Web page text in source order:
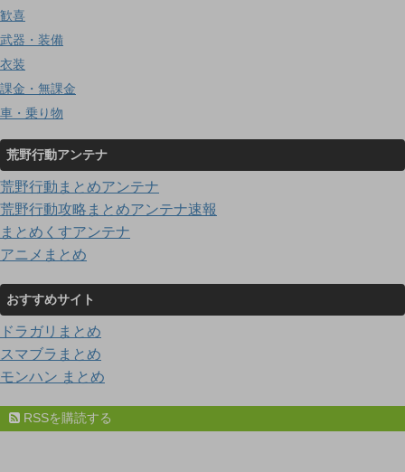
歓喜
武器・装備
衣装
課金・無課金
車・乗り物
荒野行動アンテナ
荒野行動まとめアンテナ
荒野行動攻略まとめアンテナ速報
まとめくすアンテナ
アニメまとめ
おすすめサイト
ドラガリまとめ
スマブラまとめ
モンハン まとめ
RSSを購読する